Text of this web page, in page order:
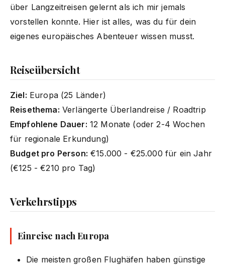
über Langzeitreisen gelernt als ich mir jemals
vorstellen konnte. Hier ist alles, was du für dein
eigenes europäisches Abenteuer wissen musst.
Reiseübersicht
Ziel: Europa (25 Länder)
Reisethema: Verlängerte Überlandreise / Roadtrip
Empfohlene Dauer: 12 Monate (oder 2-4 Wochen
für regionale Erkundung)
Budget pro Person: €15.000 - €25.000 für ein Jahr
(€125 - €210 pro Tag)
Verkehrstipps
Einreise nach Europa
Die meisten großen Flughäfen haben günstige